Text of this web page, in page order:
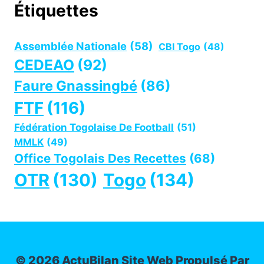
Étiquettes
Assemblée Nationale (58) CBI Togo (48)
CEDEAO (92)
Faure Gnassingbé (86)
FTF (116)
Fédération Togolaise De Football (51)
MMLK (49)
Office Togolais Des Recettes (68)
OTR (130) Togo (134)
© 2026 ActuBilan Site Web Propulsé Par